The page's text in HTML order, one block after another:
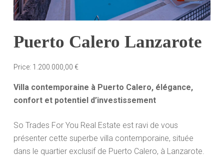
Puerto Calero Lanzarote
Price: 1.200.000,00 €
Villa contemporaine à Puerto Calero, élégance,
confort et potentiel d’investissement
So Trades For You Real Estate est ravi de vous
présenter cette superbe villa contemporaine, située
dans le quartier exclusif de Puerto Calero, à Lanzarote.